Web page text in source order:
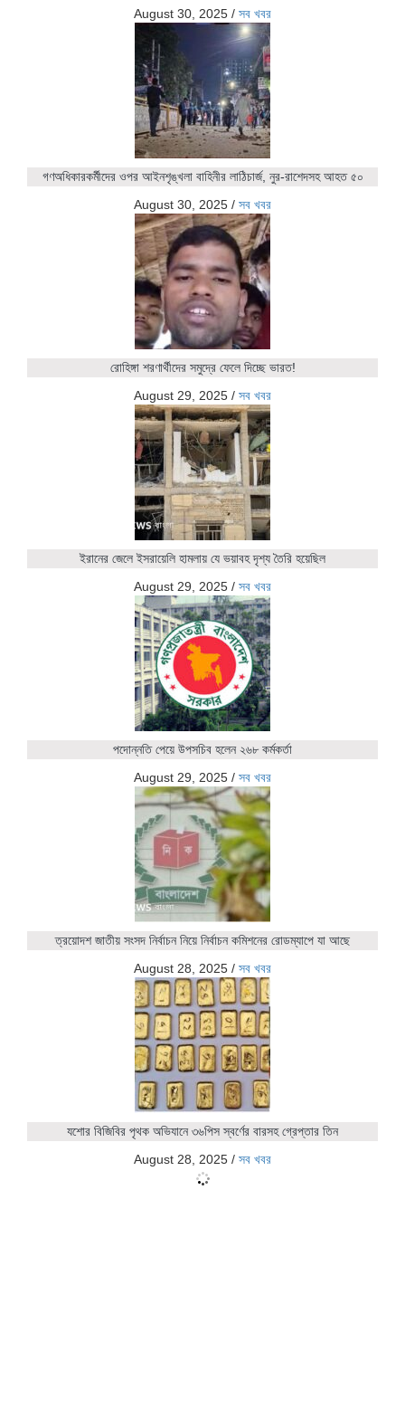
August 30, 2025 / সব খবর
গণঅধিকারকর্মীদের ওপর আইনশৃঙ্খলা বাহিনীর লাঠিচার্জ, নুর-রাশেদসহ আহত ৫০
August 30, 2025 / সব খবর
রোহিঙ্গা শরণার্থীদের সমুদ্রে ফেলে দিচ্ছে ভারত!
August 29, 2025 / সব খবর
ইরানের জেলে ইসরায়েলি হামলায় যে ভয়াবহ দৃশ্য তৈরি হয়েছিল
August 29, 2025 / সব খবর
পদোন্নতি পেয়ে উপসচিব হলেন ২৬৮ কর্মকর্তা
August 29, 2025 / সব খবর
ত্রয়োদশ জাতীয় সংসদ নির্বাচন নিয়ে নির্বাচন কমিশনের রোডম্যাপে যা আছে
August 28, 2025 / সব খবর
যশোর বিজিবির পৃথক অভিযানে ৩৬পিস স্বর্ণের বারসহ গ্রেপ্তার তিন
August 28, 2025 / সব খবর